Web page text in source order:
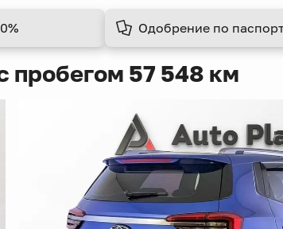
Одобрение по
пробегом 57 548 км